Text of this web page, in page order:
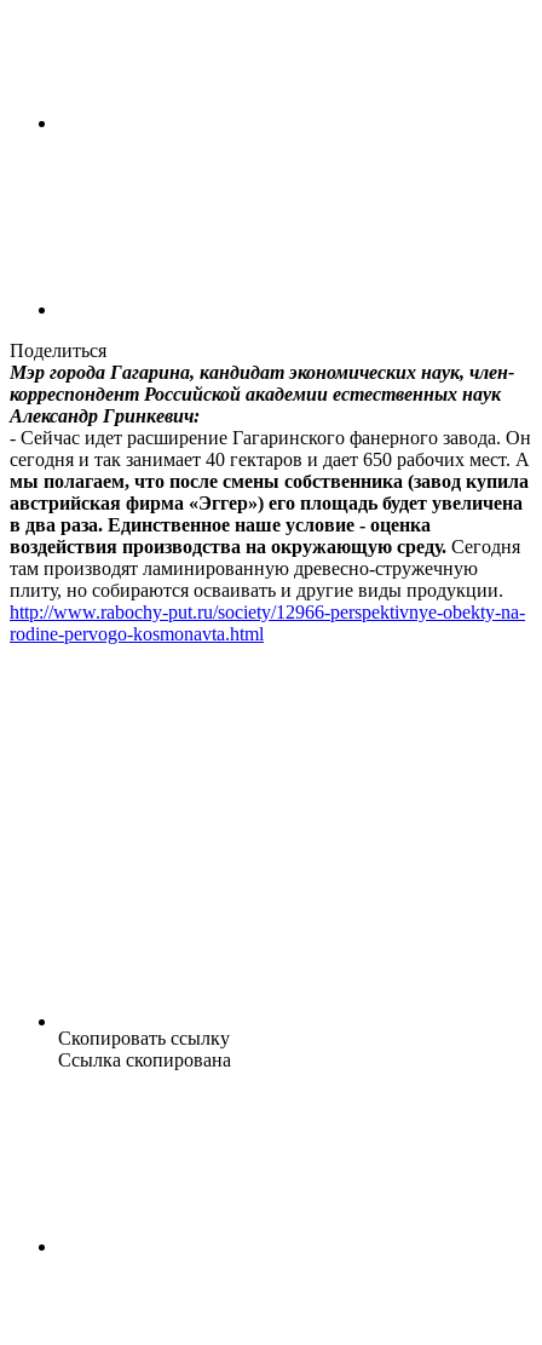
Поделиться
Мэр города Гагарина, кандидат экономических наук, член-
корреспондент Российской академии естественных наук
Александр Гринкевич:
- Сейчас идет расширение Гагаринского фанерного завода. Он
сегодня и так занимает 40 гектаров и дает 650 рабочих мест. А
мы полагаем, что после смены собственника (завод купила
австрийская фирма «Эггер») его площадь будет увеличена
в два раза. Единственное наше условие - оценка
воздействия производства на окружающую среду. Сегодня
там производят ламинированную древесно-стружечную
плиту, но собираются осваивать и другие виды продукции.
http://www.rabochy-put.ru/society/12966-perspektivnye-obekty-na-
rodine-pervogo-kosmonavta.html
Скопировать ссылку
Ссылка скопирована